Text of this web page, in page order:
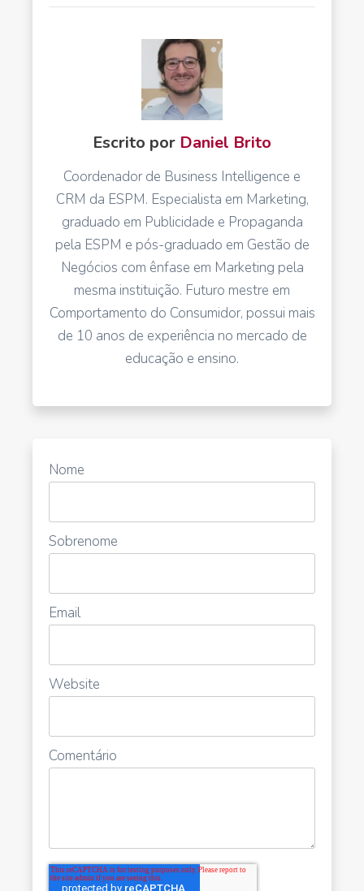
Escrito por Daniel Brito
Coordenador de Business Intelligence e
CRM da ESPM. Especialista em Marketing,
graduado em Publicidade e Propaganda
pela ESPM e pós-graduado em Gestão de
Negócios com ênfase em Marketing pela
mesma instituição. Futuro mestre em
Comportamento do Consumidor, possui mais
de 10 anos de experiência no mercado de
educação e ensino.
Nome
Sobrenome
Email
Website
Comentário